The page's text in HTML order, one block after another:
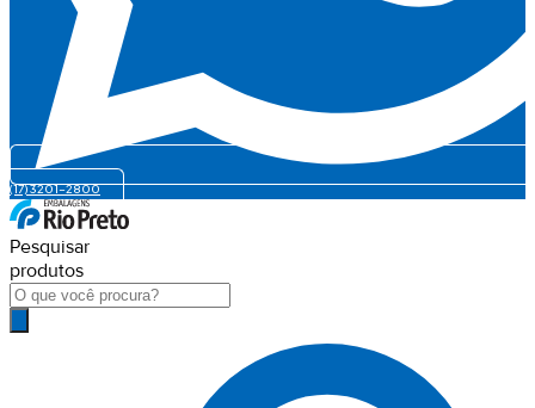
(17) 3201-2800
Pesquisar
produtos